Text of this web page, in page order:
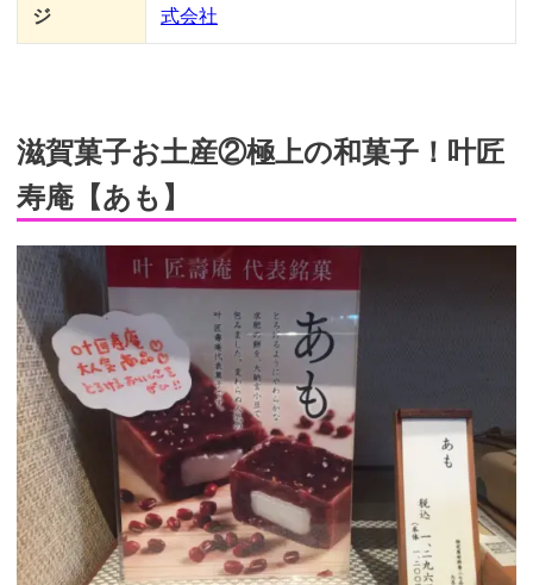
ジ
式会社
滋賀菓子お土産②極上の和菓子！叶匠
寿庵【あも】